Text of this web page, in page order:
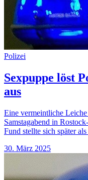
Polizei
Sexpuppe löst
aus
Eine vermeintliche
Samstagabend in
Fund stellte sich später
30. März 2025